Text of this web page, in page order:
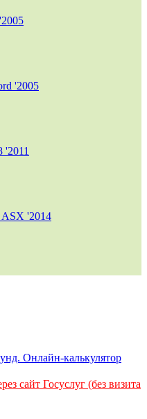
'2005
'2011
'2014
сайт Госуслуг (без визита